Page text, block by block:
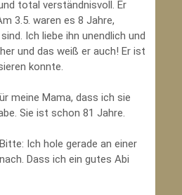
total verständnisvoll. Er
3.5. waren es 8 Jahre,
Ich liebe ihn unendlich und
und das weiß er auch! Er ist
konnte.
meine Mama, dass ich sie
Sie ist schon 81 Jahre.
Ich hole gerade an einer
Dass ich ein gutes Abi